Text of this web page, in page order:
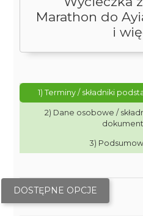
Marathon do
i
1) Terminy / składniki
2) Dane osobowe /
3)
DOSTĘPNE OPCJE